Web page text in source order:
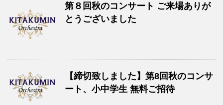
第８回秋のコンサート ご来場ありが
とうございました
【締切致しました】第8回秋のコンサ
ート、小中学生 無料ご招待